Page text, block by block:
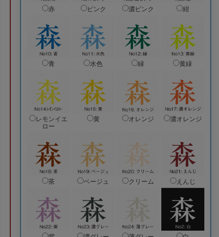
赤 ピンク 濃ピンク 紺
青 水色 緑 黄緑
レモンイエ
ロー
黄 オレンジ 濃オレンジ
茶 ベージュ クリーム えんじ